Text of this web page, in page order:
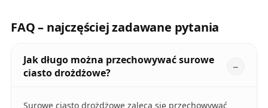
FAQ – najczęściej zadawane pytania
Jak długo można przechowywać surowe
ciasto drożdżowe?
Surowe ciasto drożdżowe zaleca się przechowywać